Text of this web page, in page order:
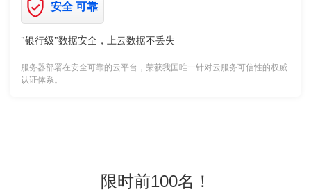
安全 可靠
"银行级"数据安全，上云数据不丢失
服务器部署在安全可靠的云平台，荣获我国唯一针对云服务可信性的权威
认证体系。
限时前100名！